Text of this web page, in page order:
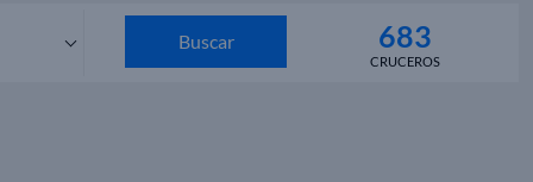
Buscar 683
CRUCEROS